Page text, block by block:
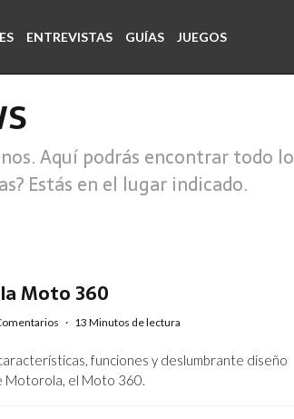
ENTREVISTAS GUÍAS JUEGOS
Aquí podrás encontrar todo lo
Estás en el lugar indicado.
Moto 360
· 13 Minutos de lectura
funciones y deslumbrante diseño
Motorola, el Moto 360.